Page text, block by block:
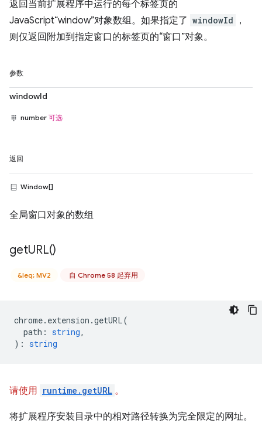
返回当前扩展程序中运行的每个标签页的
JavaScript“window”对象数组。如果指定了 windowId
，
则仅返回附加到指定窗口的标签页的“窗口”对象。
参数
windowId
number 可选
返回
Window[]
全局窗口对象的数组
getURL()
&leq; MV2 自 Chrome 58 起弃用
chrome. extension .getURL(
path : string,
) : string
请使用 runtime.getURL 。
将扩展程序安装目录中的相对路径转换为完全限定的网址。